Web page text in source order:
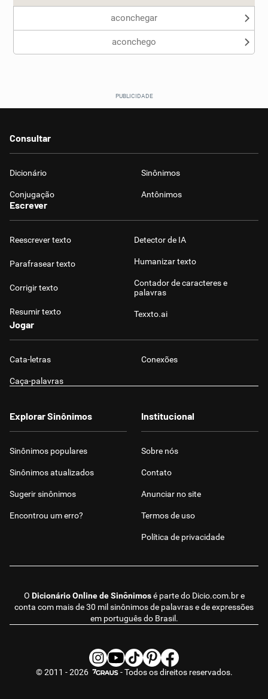
aconchegar
aconchego
Consultar
Dicionário Sinônimos
Conjugação Antônimos
Escrever
Reescrever texto
Parafrasear texto
Corrigir texto
Resumir texto
Detector de IA
Humanizar texto
Contador de caracteres e
palavras
Texxto.ai
Jogar
Cata-letras Conexões
Caça-palavras
O Dicionário Online de Sinônimosé parte do Dicio.com.bre
conta com mais de 30 mil sinônimos de palavras e de expressões
em português do Brasil.
Explorar Sinônimos
Sinônimos populares
Sinônimos atualizados
Sugerir sinônimos
Encontrou um erro?
Institucional
Sobre nós
Contato
Anunciar no site
Termos de uso
Política de privacidade
© 2011 - 2026 - Todos os direitos reservados.